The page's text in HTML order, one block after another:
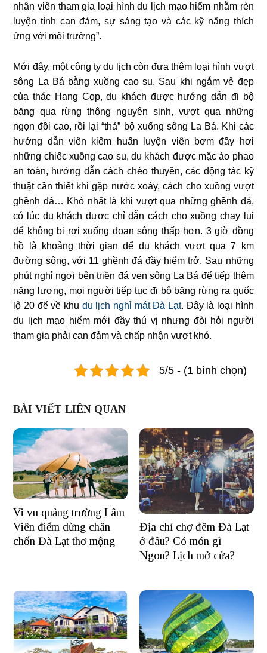
nhân viên tham gia loại hình du lịch mạo hiểm nhằm rèn
luyện tính can đảm, sự sáng tạo và các kỹ năng thích
ứng với môi trường”.
Mới đây, một công ty du lịch còn đưa thêm loại hình vượt
sông La Bá bằng xuồng cao su. Sau khi ngắm vẻ đẹp
của thác Hang Cọp, du khách được hướng dẫn đi bộ
băng qua rừng thông nguyên sinh, vượt qua những
ngọn đồi cao, rồi lại “thả” bộ xuống sông La Bá. Khi các
hướng dẫn viên kiêm huấn luyện viên bơm đầy hơi
những chiếc xuồng cao su, du khách được mặc áo phao
an toàn, hướng dẫn cách chèo thuyền, các động tác kỹ
thuật cần thiết khi gặp nước xoáy, cách cho xuồng vượt
ghềnh đá… Khó nhất là khi vượt qua những ghềnh đá,
có lúc du khách được chỉ dẫn cách cho xuồng chạy lui
để không bị rơi xuống đoạn sông thấp hơn. 3 giờ đồng
hồ là khoảng thời gian để du khách vượt qua 7 km
đường sông, với 11 ghềnh đá đầy hiểm trở. Sau những
phút nghỉ ngơi bên triền đá ven sông La Bá để tiếp thêm
năng lượng, mọi người tiếp tục đi bộ băng rừng ra quốc
lộ 20 để về khu du lịch nghỉ mát Đà Lạt. Đây là loại hình
du lịch mạo hiểm mới đầy thú vị nhưng đòi hỏi người
tham gia phải can đảm và chấp nhận vượt khó.
5/5 - (1 bình chọn)
BÀI VIẾT LIÊN QUAN
Vi vu quảng trường Lâm
Viên điểm dừng chân
chốn Đà Lạt thơ mộng
Địa chỉ chợ đêm Đà Lạt
ở đâu? Có món gì
Ngon? Lịch mở cửa?